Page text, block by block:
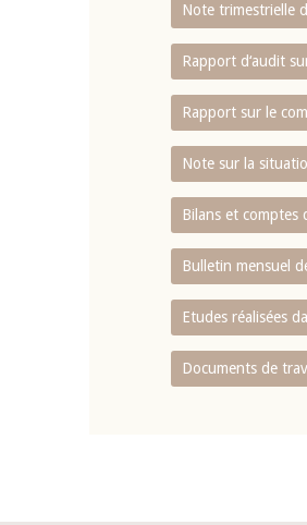
Note trimestrielle
Rapport d‘audit
Rapport sur le
Note sur la
Bilans et comptes
Bulletin mensuel
Etudes réalisées
Documents de